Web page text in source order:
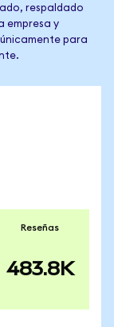
respaldado
empresa y
para
Reseñas
483.8K